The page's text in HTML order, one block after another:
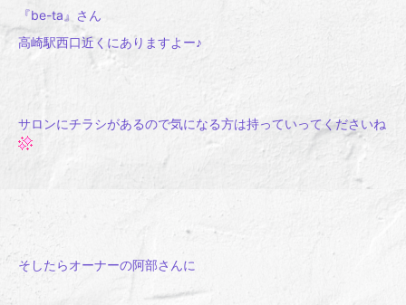
『be-ta』さん
高崎駅西口近くにありますよー♪
サロンにチラシがあるので気になる方は持っていってくださいね
そしたらオーナーの阿部さんに